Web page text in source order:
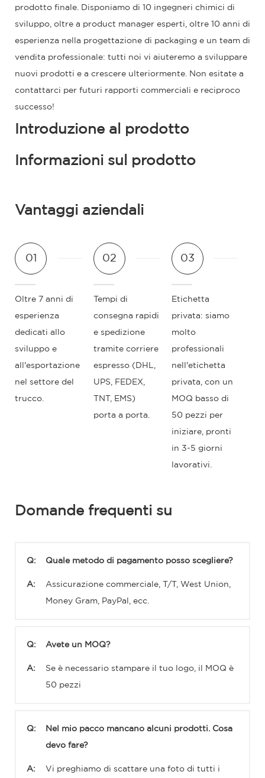
prodotto finale. Disponiamo di 10 ingegneri chimici di
sviluppo, oltre a product manager esperti, oltre 10 anni di
esperienza nella progettazione di packaging e un team di
vendita professionale: tutti noi vi aiuteremo a sviluppare
nuovi prodotti e a crescere ulteriormente. Non esitate a
contattarci per futuri rapporti commerciali e reciproco
successo!
Introduzione al prodotto
Informazioni sul prodotto
Vantaggi aziendali
01
Oltre 7 anni di
esperienza
dedicati allo
sviluppo e
all'esportazione
nel settore del
trucco.
02
Tempi di
consegna rapidi
e spedizione
tramite corriere
espresso (DHL,
UPS, FEDEX,
TNT, EMS)
porta a porta.
03
Etichetta
privata: siamo
molto
professionali
nell'etichetta
privata, con un
MOQ basso di
50 pezzi per
iniziare, pronti
in 3-5 giorni
lavorativi.
Domande frequenti su
Q: Quale metodo di pagamento posso scegliere?
A: Assicurazione commerciale, T/T, West Union,
Money Gram, PayPal, ecc.
Q: Avete un MOQ?
A: Se è necessario stampare il tuo logo, il MOQ è
50 pezzi
Q: Nel mio pacco mancano alcuni prodotti. Cosa
devo fare?
A: Vi preghiamo di scattare una foto di tutti i